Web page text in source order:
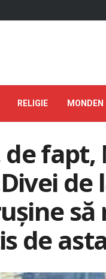
RELIGIE MONDEN
de
de
să
de